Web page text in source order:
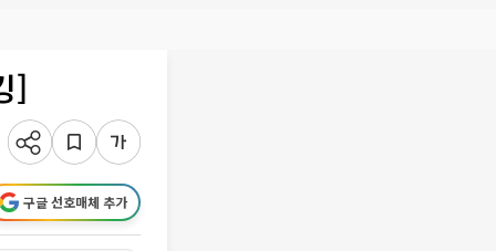
]
구글 선호매체 추가